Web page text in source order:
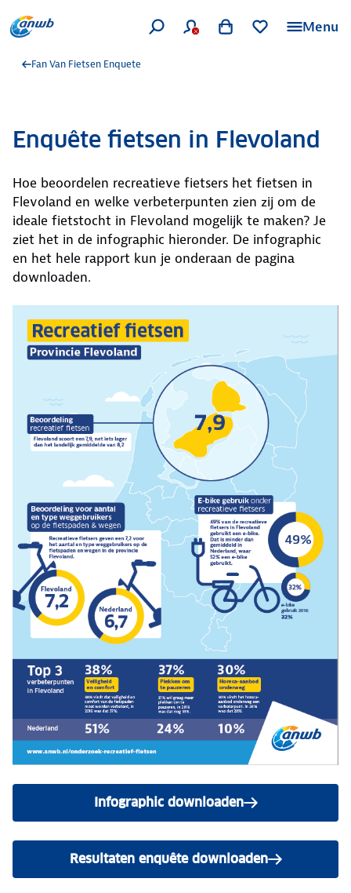
Menu
Fan Van Fietsen Enquete
Enquête fietsen in Flevoland
Hoe beoordelen recreatieve fietsers het fietsen in
Flevoland en welke verbeterpunten zien zij om de
ideale fietstocht in Flevoland mogelijk te maken? Je
ziet het in de infographic hieronder. De infographic
en het hele rapport kun je onderaan de pagina
downloaden.
Infographic downloaden
Resultaten enquête downloaden